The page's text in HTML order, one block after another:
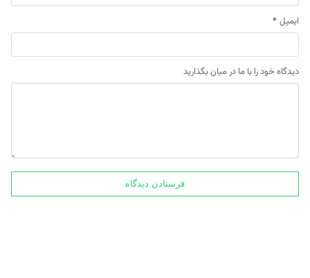
ایمیل *
دیدگاه خود را با ما در میان بگذارید